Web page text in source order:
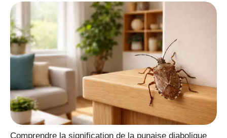
Comprendre la signification de la punaise diabolique